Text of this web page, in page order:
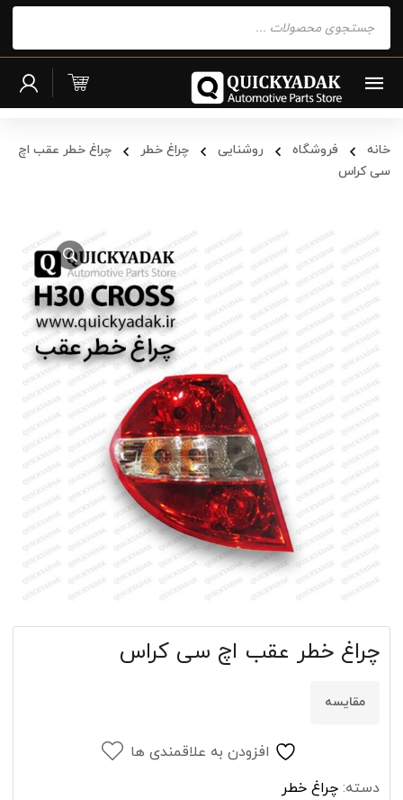
search
خانه فروشگاه روشنایی چراغ خطر
چراغ خطر عقب اچ
سی کراس
چراغ خطر عقب اچ سی کراس
مقایسه
افزودن به علاقمندی ها
دسته: چراغ خطر